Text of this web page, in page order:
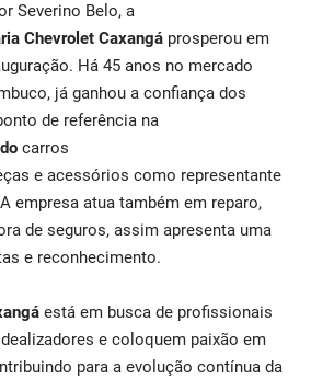
Severino Belo, a
Chevrolet Caxangá prosperou em
Há 45 anos no mercado
já ganhou a confiança dos
de referência na
carros
e acessórios como representante
empresa atua também em reparo,
de seguros, assim apresenta uma
e reconhecimento.
está em busca de profissionais
e coloquem paixão em
para a evolução contínua da